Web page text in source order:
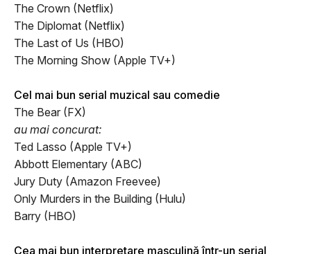
The Crown (Netflix)
The Diplomat (Netflix)
The Last of Us (HBO)
The Morning Show (Apple TV+)
Cel mai bun serial muzical sau comedie
The Bear (FX)
au mai concurat:
Ted Lasso (Apple TV+)
Abbott Elementary (ABC)
Jury Duty (Amazon Freevee)
Only Murders in the Building (Hulu)
Barry (HBO)
Cea mai bun interpretare masculină într-un serial